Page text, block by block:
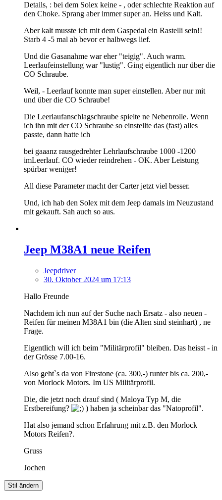
Details, : bei dem Solex keine - , oder schlechte Reaktion auf
den Choke. Sprang aber immer super an. Heiss und Kalt.
Aber kalt musste ich mit dem Gaspedal ein Rastelli sein!!
Starb 4 -5 mal ab bevor er halbwegs lief.
Und die Gasanahme war eher "teigig". Auch warm.
Leerlaufeinstellung war "lustig". Ging eigentlich nur über die
CO Schraube.
Weil, - Leerlauf konnte man super einstellen. Aber nur mit
und über die CO Schraube!
Die Leerlaufanschlagschraube spielte ne Nebenrolle. Wenn
ich ihn mit der CO Schraube so einstellte das (fast) alles
passte, dann hatte ich
bei gaaanz rausgedrehter Lehrlaufschraube 1000 -1200
imLeerlauf. CO wieder reindrehen - OK. Aber Leistung
spürbar weniger!
All diese Parameter macht der Carter jetzt viel besser.
Und, ich hab den Solex mit dem Jeep damals im Neuzustand
mit gekauft. Sah auch so aus.
Jeep M38A1 neue Reifen
Jeepdriver
30. Oktober 2024 um 17:13
Hallo Freunde
Nachdem ich nun auf der Suche nach Ersatz - also neuen -
Reifen für meinen M38A1 bin (die Alten sind steinhart) , ne
Frage.
Eigentlich will ich beim "Militärprofil" bleiben. Das heisst - in
der Grösse 7.00-16.
Also geht`s da von Firestone (ca. 300,-) runter bis ca. 200,-
von Morlock Motors. Im US Militärprofil.
Die, die jetzt noch drauf sind ( Maloya Typ M, die
Erstbereifung?
) haben ja scheinbar das "Natoprofil".
Hat also jemand schon Erfahrung mit z.B. den Morlock
Motors Reifen?.
Gruss
Jochen
Stil ändern